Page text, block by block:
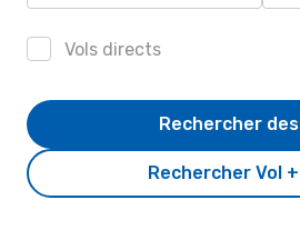
Vols directs
Rechercher Vol
Rechercher